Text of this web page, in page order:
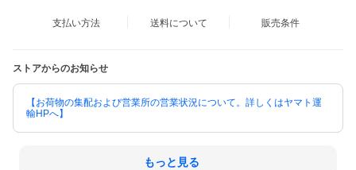
支払い方法 送料について 販売条件
ストアからのお知らせ
【お荷物の集配および営業所の営業状況について。詳しくはヤマト運
輸HPへ】
もっと見る